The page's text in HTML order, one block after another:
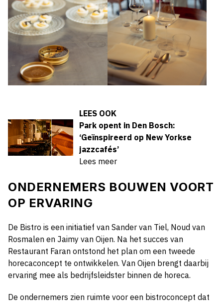
LEES OOK
Park opent in Den Bosch:
‘Geïnspireerd op New Yorkse
jazzcafés’
Lees meer
ONDERNEMERS BOUWEN VOORT
OP ERVARING
De Bistro is een initiatief van Sander van Tiel, Noud van
Rosmalen en Jaimy van Oijen. Na het succes van
Restaurant Faran ontstond het plan om een tweede
horecaconcept te ontwikkelen. Van Oijen brengt daarbij
ervaring mee als bedrijfsleidster binnen de horeca.
De ondernemers zien ruimte voor een bistroconcept dat